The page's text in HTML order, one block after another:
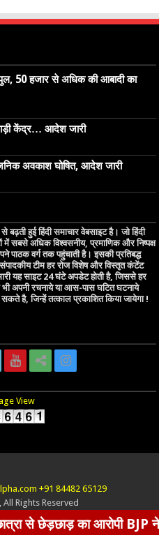
50 हजार से अधिक की आबादी का
केंद्र… आदेश जारी
अवकाश घोषित, आदेश जारी
बढ़ती हुई हिंदी समाचार वेबसाइट है। जो हिंदी
में सबसे अधिक विश्वसनीय, प्रमाणिक और निष्पक्ष
पाठक वर्ग तक पहुंचाती है। इसकी प्रतिबद्ध
टीम हर रोज विशेष और विस्तृत कंटेंट
यह साइट 24 घंटे अपडेट होती है, जिससे हर
अपनी रचनाये या आस-पास घटित घटनाये
है, जिन्हें तत्काल प्रकाशित किया जायेगा !
View
+91 84482 65129
Rights Reserved
का आरोपी BJP नेता